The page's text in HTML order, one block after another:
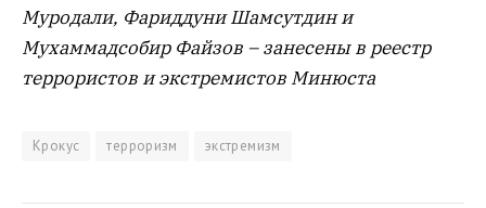
Муродали, Фариддуни Шамсутдин и
Мухаммадсобир Файзов – занесены в реестр
террористов и экстремистов Минюста
Крокус терроризм экстремизм